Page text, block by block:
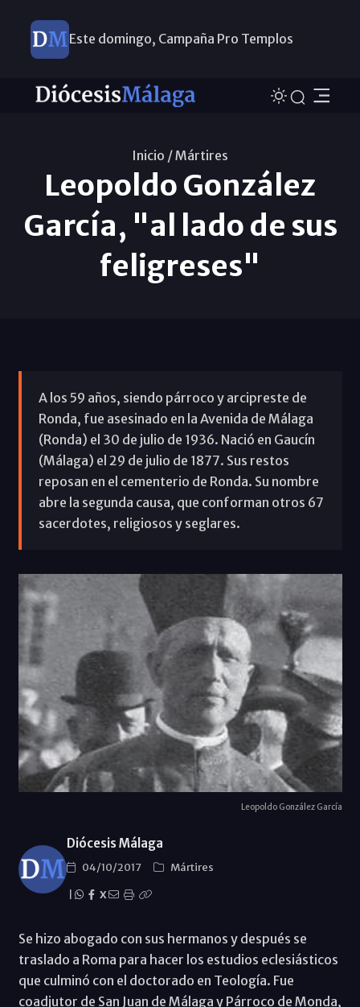
Este domingo, Campaña Pro Templos
Inicio /Mártires
Leopoldo González
García, "al lado de sus
feligreses"
A los 59 años, siendo párroco y arcipreste de
Ronda, fue asesinado en la Avenida de Málaga
(Ronda) el 30 de julio de 1936. Nació en Gaucín
(Málaga) el 29 de julio de 1877. Sus restos
reposan en el cementerio de Ronda. Su nombre
abre la segunda causa, que conforman otros 67
sacerdotes, religiosos y seglares.
Leopoldo González García
Diócesis Málaga
04/10/2017
Mártires
X
Se hizo abogado con sus hermanos y después se
traslado a Roma para hacer los estudios eclesiásticos
que culminó con el doctorado en Teología. Fue
coadjutor de San Juan de Málaga y Párroco de Monda,